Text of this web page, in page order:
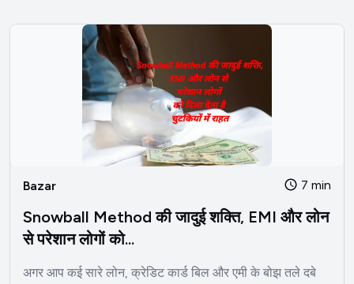
Bazar 7 min
Snowball Method की जादुई शक्ति, EMI और लोन
से परेशान लोगों को...
अगर आप कई सारे लोन, क्रेडिट कार्ड बिल और एमी के बोझ तले दबे